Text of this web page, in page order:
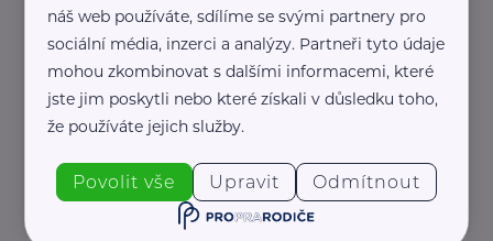
https://www.allianz.cz/cs_CZ/pobocky-
a-poradci/0638-Hovorka.html
+420 722 515 858
jiri.hovorka@iallianz.cz
Allianz pojišťovna, a. s.
Příbram
náš web používáte, sdílíme se svými partnery pro
sociální média, inzerci a analýzy. Partneři tyto údaje
mohou zkombinovat s dalšími informacemi, které
jste jim poskytli nebo které získali v důsledku toho,
že používáte jejich služby.
Povolit vše Upravit Odmítnout